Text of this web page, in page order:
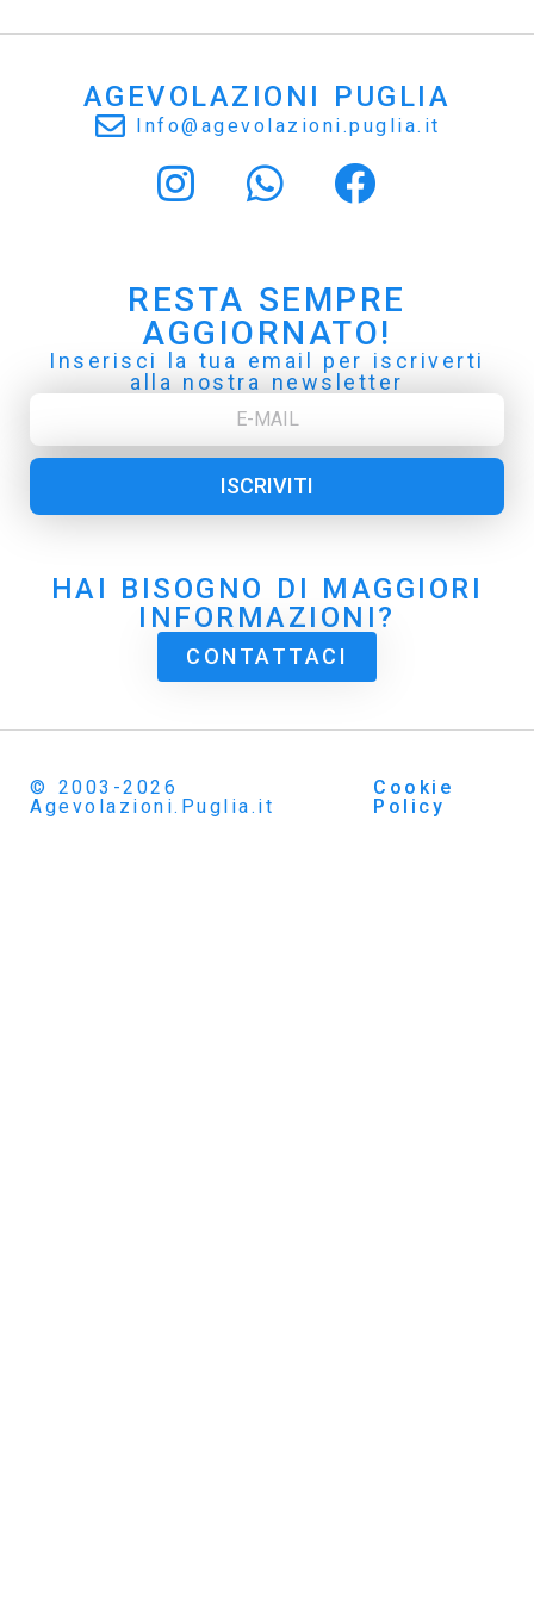
AGEVOLAZIONI PUGLIA
Info@agevolazioni.puglia.it
RESTA SEMPRE
AGGIORNATO!
Inserisci la tua email per iscriverti
alla nostra newsletter
ISCRIVITI
HAI BISOGNO DI MAGGIORI
INFORMAZIONI?
CONTATTACI
© 2003-2026
Agevolazioni.Puglia.it
Cookie
Policy